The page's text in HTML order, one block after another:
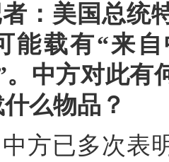
：美国总统
能载有“来
。中方对此有
么物品？
方已多次表